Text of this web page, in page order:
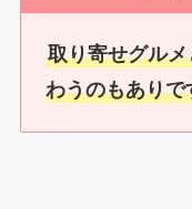
取り寄せグル
わうのもありで